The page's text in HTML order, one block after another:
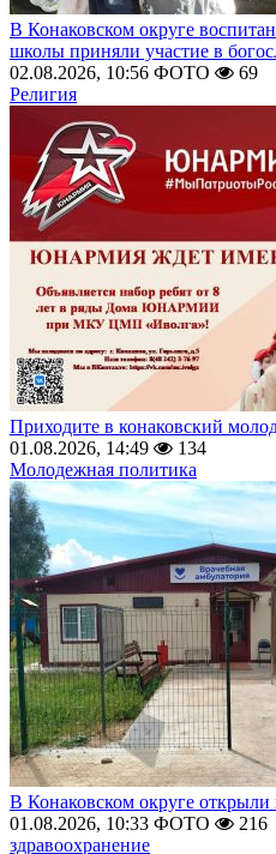
В Конаковском округе
школы приняли участие в
02.08.2026, 10:56 ФОТО
69
Религия
Приходите в конаковский
01.08.2026, 14:49
134
Молодежная политика
В Конаковском округе
01.08.2026, 10:33 ФОТО
216
здравоохранение